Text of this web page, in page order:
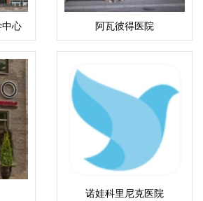
中心
阿瓦彼得医院
诺娃科里尼克医院